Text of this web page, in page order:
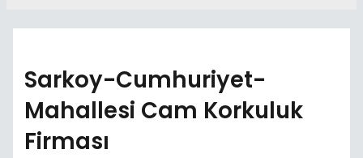
Sarkoy-Cumhuriyet-
Mahallesi Cam Korkuluk
Firması